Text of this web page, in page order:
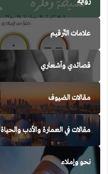
علامات التّرقيم
قصائدي وأشعاري
مقالات الضيوف
مقالات في العمارة والأدب والحياة
نحو وإملاء